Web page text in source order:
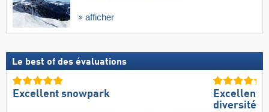
afficher
Le best of des évaluations
Excellent snowpark
Excellente
diversité